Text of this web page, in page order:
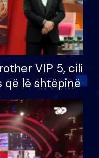
VIP 5, cili
që lë shtëpinë